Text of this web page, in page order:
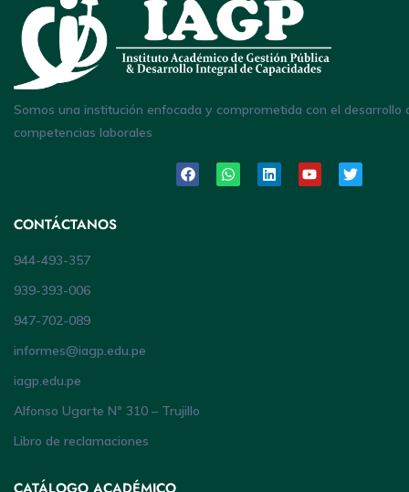
Somos una institución enfocada y comprometida con el desarrollo
competencias laborales
CONTÁCTANOS
944-493-357
939-393-006
947-702-089
informes@iagp.edu.pe
iagp.edu.pe
Alfonso Ugarte Nº 310 – Trujillo
Libro de reclamaciones